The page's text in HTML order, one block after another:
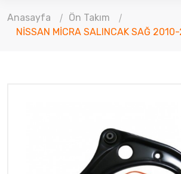
Anasayfa
Ön Takım
NİSSAN MİCRA SALINCAK SAĞ